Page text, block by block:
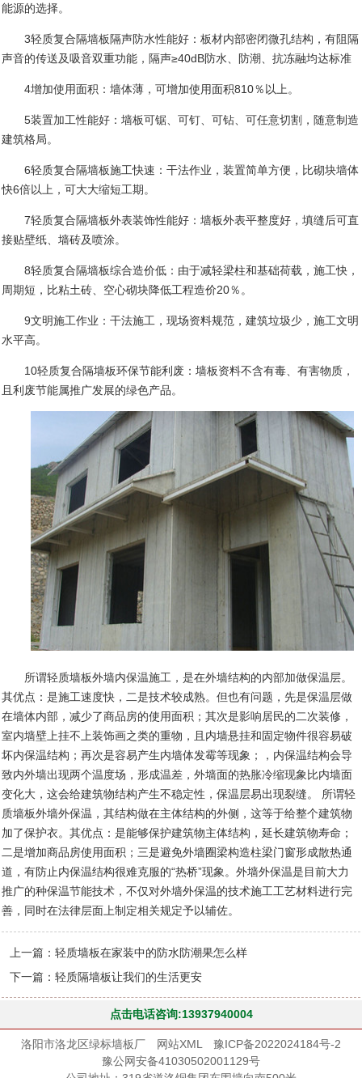
能源的选择。
3轻质复合隔墙板隔声防水性能好：板材内部密闭微孔结构，有阻隔
声音的传送及吸音双重功能，隔声≥40dB防水、防潮、抗冻融均达标准
4增加使用面积：墙体薄，可增加使用面积810％以上。
5装置加工性能好：墙板可锯、可钉、可钻、可任意切割，随意制造
建筑格局。
6轻质复合隔墙板施工快速：干法作业，装置简单方便，比砌块墙体
快6倍以上，可大大缩短工期。
7轻质复合隔墙板外表装饰性能好：墙板外表平整度好，填缝后可直
接贴壁纸、墙砖及喷涂。
8轻质复合隔墙板综合造价低：由于减轻梁柱和基础荷载，施工快，
周期短，比粘土砖、空心砌块降低工程造价20％。
9文明施工作业：干法施工，现场资料规范，建筑垃圾少，施工文明
水平高。
10轻质复合隔墙板环保节能利废：墙板资料不含有毒、有害物质，
且利废节能属推广发展的绿色产品。
所谓轻质墙板外墙内保温施工，是在外墙结构的内部加做保温层。
其优点：是施工速度快，二是技术较成熟。但也有问题，先是保温层做
在墙体内部，减少了商品房的使用面积；其次是影响居民的二次装修，
室内墙壁上挂不上装饰画之类的重物，且内墙悬挂和固定物件很容易破
坏内保温结构；再次是容易产生内墙体发霉等现象；，内保温结构会导
致内外墙出现两个温度场，形成温差，外墙面的热胀冷缩现象比内墙面
变化大，这会给建筑物结构产生不稳定性，保温层易出现裂缝。 所谓轻
质墙板外墙外保温，其结构做在主体结构的外侧，这等于给整个建筑物
加了保护衣。其优点：是能够保护建筑物主体结构，延长建筑物寿命；
二是增加商品房使用面积；三是避免外墙圈梁构造柱梁门窗形成散热通
道，有防止内保温结构很难克服的“热桥”现象。外墙外保温是目前大力
推广的种保温节能技术，不仅对外墙外保温的技术施工工艺材料进行完
善，同时在法律层面上制定相关规定予以辅佐。
上一篇：轻质墙板在家装中的防水防潮果怎么样
下一篇：轻质隔墙板让我们的生活更安
点击电话咨询:13937940004
洛阳市洛龙区绿标墙板厂 网站XML
豫ICP备2022024184号-2
豫公网安备41030502001129号